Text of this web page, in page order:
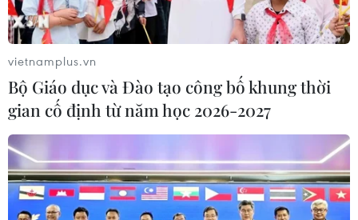
vietnamplus.vn
Bộ Giáo dục và Đào tạo công bố khung thời
gian cố định từ năm học 2026-2027